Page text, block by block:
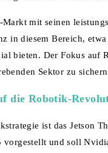
mit seinen
in diesem Bereich,
bieten. Der Fokus
Sektor zu
die Robotik-
ist das Jetson
und soll